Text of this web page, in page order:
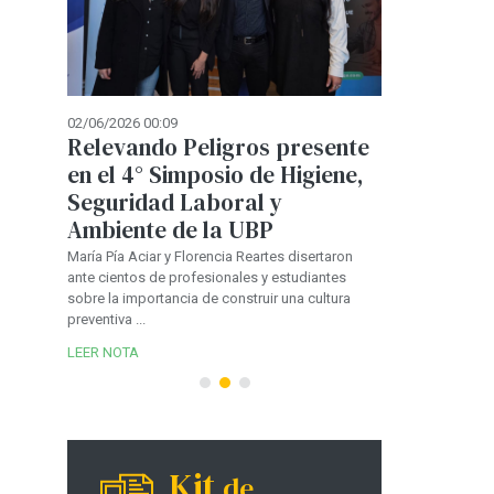
02/06/2026 00:09
Relevando Peligros presente
en el 4° Simposio de Higiene,
Seguridad Laboral y
Ambiente de la UBP
María Pía Aciar y Florencia Reartes disertaron
ante cientos de profesionales y estudiantes
sobre la importancia de construir una cultura
preventiva ...
LEER NOTA